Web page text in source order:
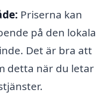
Priserna kan
på den lokala
Det är bra att
detta när du letar